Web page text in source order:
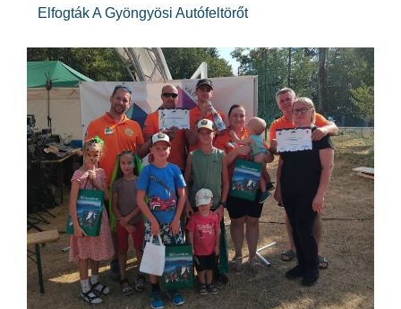
Elfogták A Gyöngyösi Autófeltörőt